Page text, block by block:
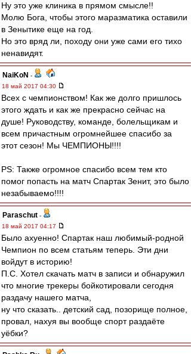
Ну это уже клиника в прямом смысле!!
Молю Бога, чтобы этого маразматика оставили
в Зенытике еще на год.
Но это вряд ли, походу они уже сами его тихо
ненавидят.
NaiKoN -
18 май 2017 04:30
Всех с чемпионством! Как же долго пришлось
этого ждать и как же прекрасно сейчас на
душе! Руководству, команде, болельщикам и
всем причастным огромнейшее спасибо за
этот сезон! Мы ЧЕМПИОНЫ!!!!
PS: Также огромное спасибо всем тем кто
помог попасть на матч Спартак Зенит, это было
незабываемо!!!!
Paraschut -
18 май 2017 04:17
Было aхуенно! Спартак наш любимый-родной
Чемпион по всем статьям теперь. Эти дни
войдут в историю!
П.С. Хотел скачать матч в записи и обнаружил
что многие трекеры бойкотировали сегодня
раздачу нашего матча,
ну что сказать.. детский сад, позорище полное,
провал, нахуя вы вообще спорт раздаёте
уёбки?